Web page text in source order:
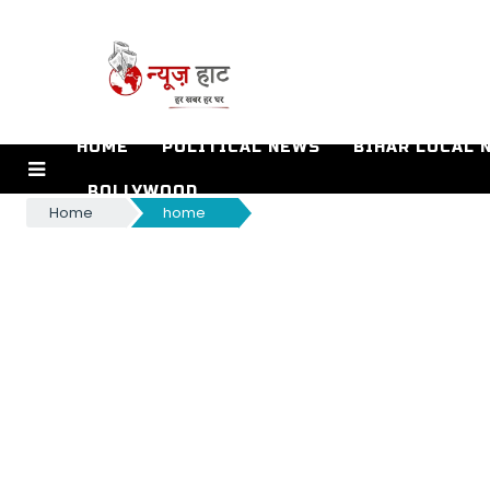
HOME POLITICAL NEWS BIHAR LOCAL
BOLLYWOOD
Home home